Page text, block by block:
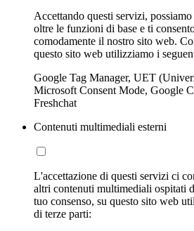
Accettando questi servizi,
oltre le funzioni di base e ti
comodamente il nostro sito web.
questo sito web utilizziamo i
Google Tag Manager, UET
Microsoft Consent Mode, Google
Freshchat
Contenuti multimediali esterni
L'accettazione di questi servizi ci
altri contenuti multimediali ospitati
tuo consenso, su questo sito web
di terze parti: